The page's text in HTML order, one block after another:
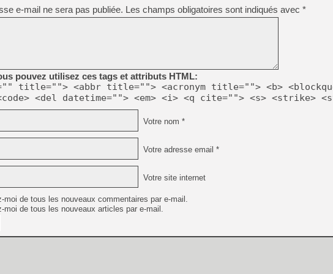
e-mail ne sera pas publiée. Les champs obligatoires sont indiqués avec *
pouvez utilisez ces tags et attributs HTML:
title=""> <abbr title=""> <acronym title=""> <b>
<del datetime=""> <em> <i> <q cite=""> <s> <strike>
Votre nom *
Votre adresse email *
Votre site internet
moi de tous les nouveaux commentaires par e-mail.
moi de tous les nouveaux articles par e-mail.